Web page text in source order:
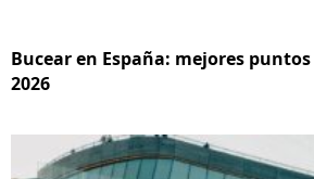
Bucear en España: mejores
2026